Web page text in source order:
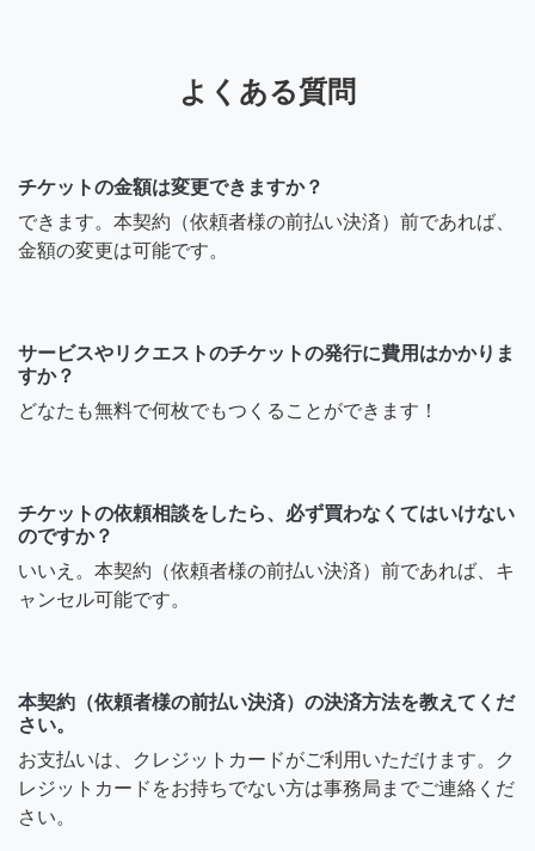
よくある質問
チケットの金額は変更できますか？
できます。本契約（依頼者様の前払い決済）前であれば、
金額の変更は可能です。
サービスやリクエストのチケットの発行に費用はかかりま
すか？
どなたも無料で何枚でもつくることができます！
チケットの依頼相談をしたら、必ず買わなくてはいけない
のですか？
いいえ。本契約（依頼者様の前払い決済）前であれば、キ
ャンセル可能です。
本契約（依頼者様の前払い決済）の決済方法を教えてくだ
さい。
お支払いは、クレジットカードがご利用いただけます。ク
レジットカードをお持ちでない方は事務局までご連絡くだ
さい。